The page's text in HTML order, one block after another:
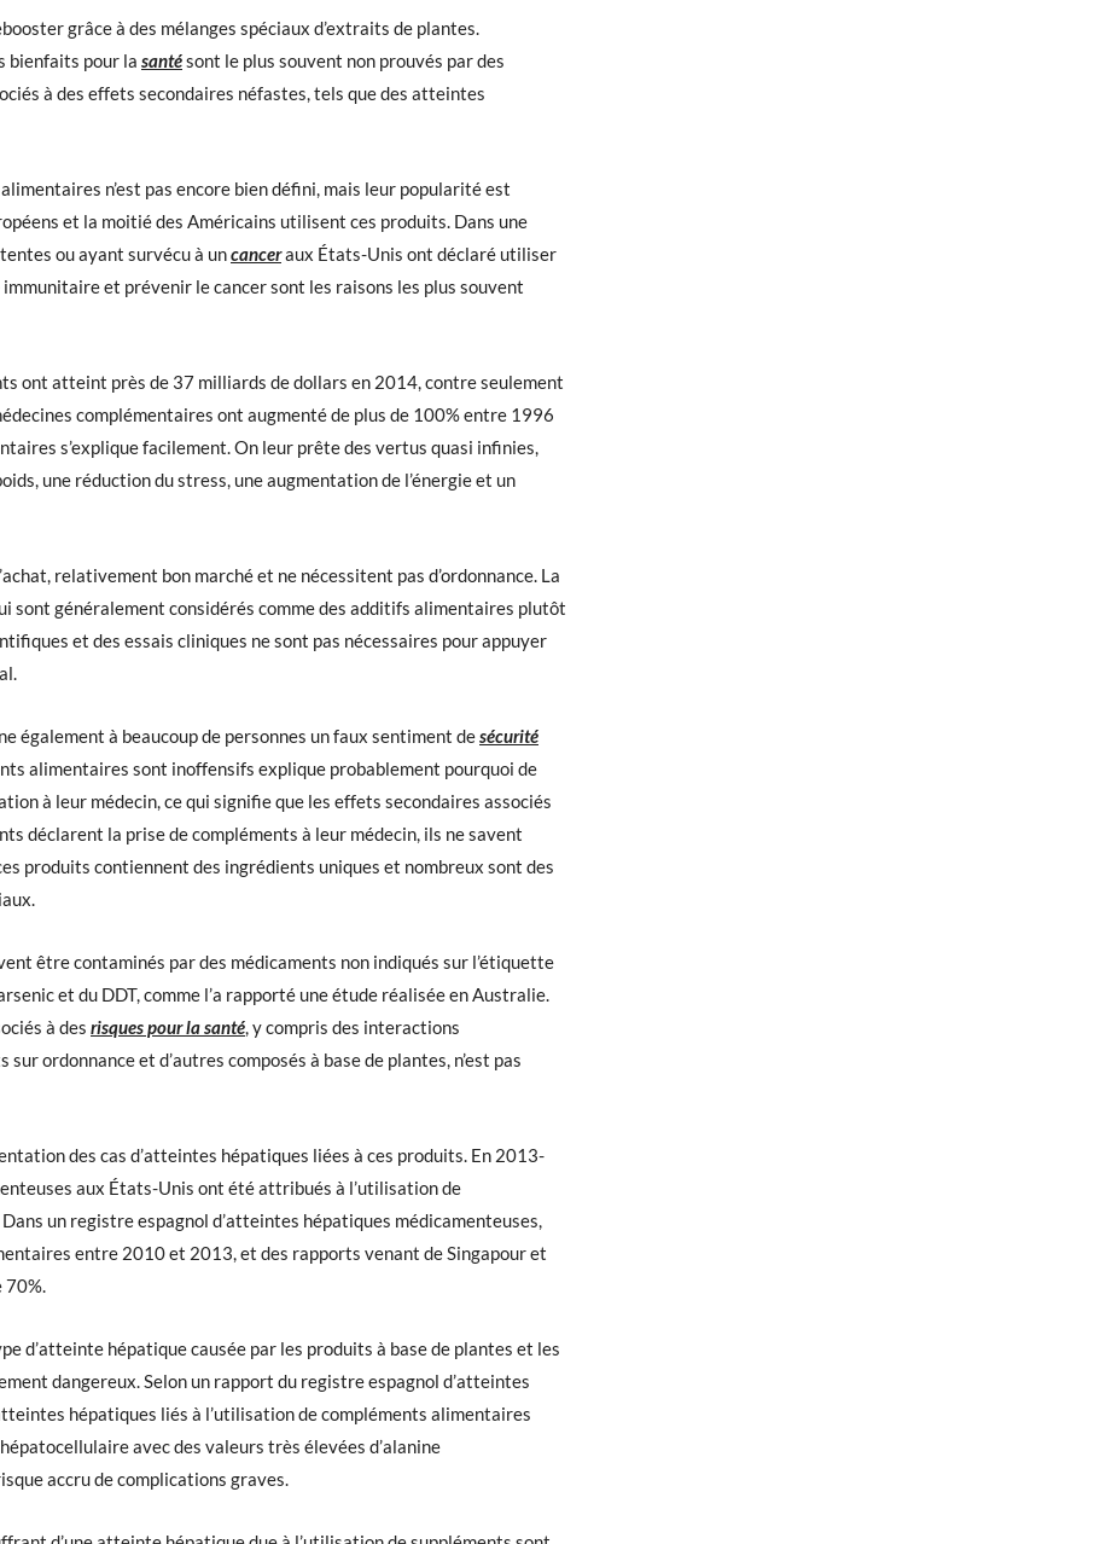
grâce à des mélanges spéciaux d’extraits de plantes.
bienfaits pour la santésont le plus souvent non prouvés par des
à des effets secondaires néfastes, tels que des atteintes
n’est pas encore bien défini, mais leur popularité est
et la moitié des Américains utilisent ces produits. Dans une
ou ayant survécu à uncanceraux États-Unis ont déclaré utiliser
et prévenir le cancer sont les raisons les plus souvent
ont atteint près de 37 milliards de dollars en 2014, contre seulement
complémentaires ont augmenté de plus de 100% entre 1996
s’explique facilement. On leur prête des vertus quasi infinies,
une réduction du stress, une augmentation de l’énergie et un
relativement bon marché et ne nécessitent pas d’ordonnance. La
sont généralement considérés comme des additifs alimentaires plutôt
et des essais cliniques ne sont pas nécessaires pour appuyer
également à beaucoup de personnes un faux sentiment desécurité
alimentaires sont inoffensifs explique probablement pourquoi de
à leur médecin, ce qui signifie que les effets secondaires associés
déclarent la prise de compléments à leur médecin, ils ne savent
produits contiennent des ingrédients uniques et nombreux sont des
être contaminés par des médicaments non indiqués sur l’étiquette
et du DDT, comme l’a rapporté une étude réalisée en Australie.
à des risques pour la santé, y compris des interactions
ordonnance et d’autres composés à base de plantes, n’est pas
des cas d’atteintes hépatiques liées à ces produits. En 2013-
aux États-Unis ont été attribués à l’utilisation de
un registre espagnol d’atteintes hépatiques médicamenteuses,
entre 2010 et 2013, et des rapports venant de Singapour et
70%.
d’atteinte hépatique causée par les produits à base de plantes et les
dangereux. Selon un rapport du registre espagnol d’atteintes
hépatiques liés à l’utilisation de compléments alimentaires
avec des valeurs très élevées d’alanine
accru de complications graves.